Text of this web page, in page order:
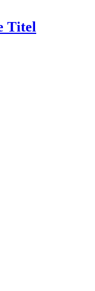
Titel